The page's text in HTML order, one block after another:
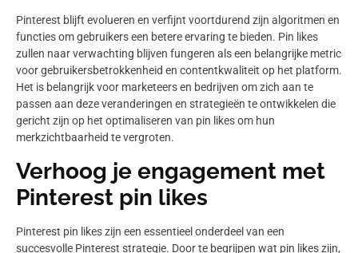
Pinterest blijft evolueren en verfijnt voortdurend zijn algoritmen en
functies om gebruikers een betere ervaring te bieden. Pin likes
zullen naar verwachting blijven fungeren als een belangrijke metric
voor gebruikersbetrokkenheid en contentkwaliteit op het platform.
Het is belangrijk voor marketeers en bedrijven om zich aan te
passen aan deze veranderingen en strategieën te ontwikkelen die
gericht zijn op het optimaliseren van pin likes om hun
merkzichtbaarheid te vergroten.
Verhoog je engagement met
Pinterest pin likes
Pinterest pin likes zijn een essentieel onderdeel van een
succesvolle Pinterest strategie. Door te begrijpen wat pin likes zijn,